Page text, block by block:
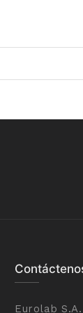
Eurolab S.A.